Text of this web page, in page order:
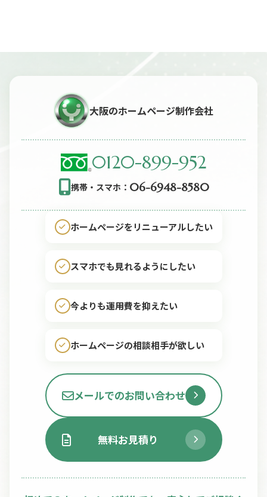
ン
大阪のホームページ制作会社
0120-899-952
携帯・スマホ： 06-6948-8580
ホームページをリニューアルしたい
スマホでも見れるようにしたい
今よりも運用費を抑えたい
ホームページの相談相手が欲しい
メールでのお問い合わせ
無料お見積り